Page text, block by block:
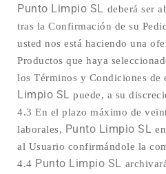
Punto Limpio SL deberá ser
tras la Confirmación de su
usted nos está haciendo una
Productos que haya
los Términos y Condiciones de
Limpio SL puede, a su
4.3 En el plazo máximo de
laborales, Punto Limpio SL
al Usuario confirmándole la
4.4 Punto Limpio SL